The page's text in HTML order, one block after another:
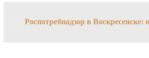
Роспотребнадзор в